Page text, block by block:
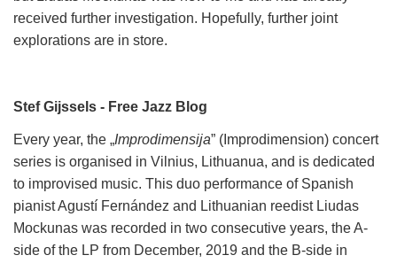
received further investigation. Hopefully, further joint
explorations are in store.
Stef Gijssels - Free Jazz Blog
Every year, the „Improdimensija” (Improdimension) concert
series is organised in Vilnius, Lithuanua, and is dedicated
to improvised music. This duo performance of Spanish
pianist Agustí Fernández and Lithuanian reedist Liudas
Mockunas was recorded in two consecutive years, the A-
side of the LP from December, 2019 and the B-side in